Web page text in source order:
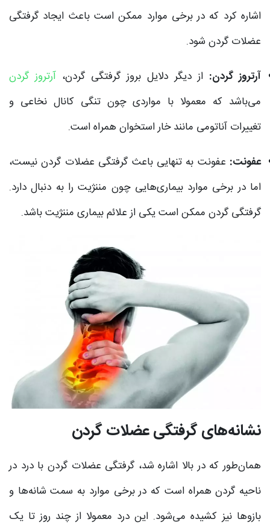
اشاره کرد که در برخی موارد ممکن است باعث ایجاد گرفتگی
عضلات گردن شود.
آرتروز گردن: از دیگر دلایل بروز گرفتگی گردن، آرتروز گردن
می‌باشد که معمولا با مواردی چون تنگی کانال نخاعی و
تغییرات آناتومی مانند خار استخوان همراه است.
عفونت: عفونت به تنهایی باعث گرفتگی عضلات گردن نیست،
اما در برخی موارد بیماری‌هایی چون مننژیت را به دنبال دارد.
گرفتگی گردن ممکن است یکی از علائم بیماری مننژیت باشد.
نشانه‌های گرفتگی عضلات گردن
همان‌طور که در بالا اشاره شد، گرفتگی عضلات گردن با درد در
ناحیه گردن همراه است که در برخی موارد به سمت شانه‌ها و
بازوها نیز کشیده می‌شود. این درد معمولا از چند روز تا یک